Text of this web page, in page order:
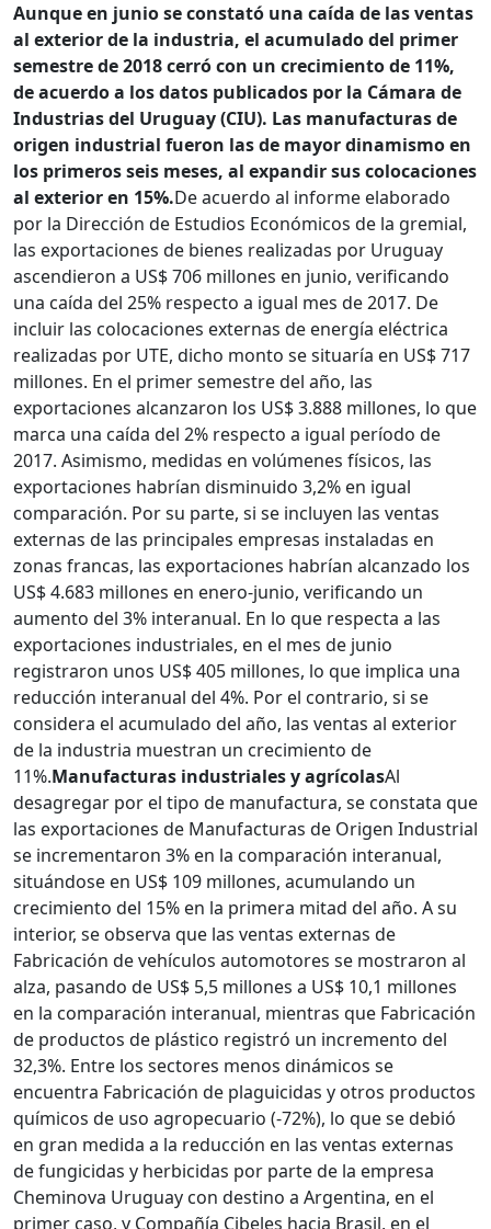
Aunque en junio se constató una caída de las ventas
al exterior de la industria, el acumulado del primer
semestre de 2018 cerró con un crecimiento de 11%,
de acuerdo a los datos publicados por la Cámara de
Industrias del Uruguay (CIU). Las manufacturas de
origen industrial fueron las de mayor dinamismo en
los primeros seis meses, al expandir sus colocaciones
al exterior en 15%.De acuerdo al informe elaborado
por la Dirección de Estudios Económicos de la gremial,
las exportaciones de bienes realizadas por Uruguay
ascendieron a US$ 706 millones en junio, verificando
una caída del 25% respecto a igual mes de 2017. De
incluir las colocaciones externas de energía eléctrica
realizadas por UTE, dicho monto se situaría en US$ 717
millones. En el primer semestre del año, las
exportaciones alcanzaron los US$ 3.888 millones, lo que
marca una caída del 2% respecto a igual período de
2017. Asimismo, medidas en volúmenes físicos, las
exportaciones habrían disminuido 3,2% en igual
comparación. Por su parte, si se incluyen las ventas
externas de las principales empresas instaladas en
zonas francas, las exportaciones habrían alcanzado los
US$ 4.683 millones en enero-junio, verificando un
aumento del 3% interanual. En lo que respecta a las
exportaciones industriales, en el mes de junio
registraron unos US$ 405 millones, lo que implica una
reducción interanual del 4%. Por el contrario, si se
considera el acumulado del año, las ventas al exterior
de la industria muestran un crecimiento de
11%.Manufacturas industriales y agrícolasAl
desagregar por el tipo de manufactura, se constata que
las exportaciones de Manufacturas de Origen Industrial
se incrementaron 3% en la comparación interanual,
situándose en US$ 109 millones, acumulando un
crecimiento del 15% en la primera mitad del año. A su
interior, se observa que las ventas externas de
Fabricación de vehículos automotores se mostraron al
alza, pasando de US$ 5,5 millones a US$ 10,1 millones
en la comparación interanual, mientras que Fabricación
de productos de plástico registró un incremento del
32,3%. Entre los sectores menos dinámicos se
encuentra Fabricación de plaguicidas y otros productos
químicos de uso agropecuario (-72%), lo que se debió
en gran medida a la reducción en las ventas externas
de fungicidas y herbicidas por parte de la empresa
Cheminova Uruguay con destino a Argentina, en el
primer caso, y Compañía Cibeles hacia Brasil, en el